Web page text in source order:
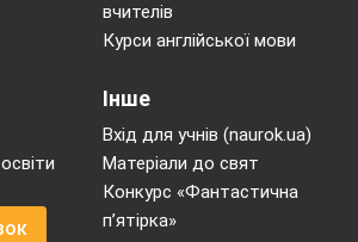
вчителів
Курси англійської мови
Інше
Вхід для учнів (naurok.ua)
Матеріали до свят
Конкурс «Фантастична
п’ятірка»